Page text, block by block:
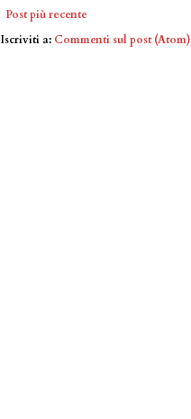
Post più recente
Iscriviti a: Commenti sul post (Atom)